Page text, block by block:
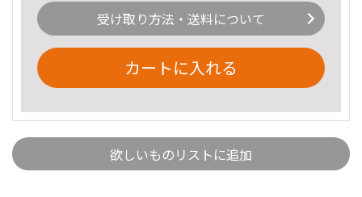
受け取り方法・送料について
カートに入れる
欲しいものリストに追加